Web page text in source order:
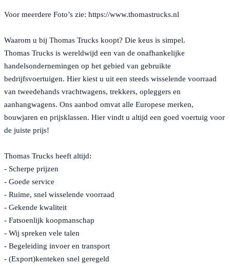
Voor meerdere Foto’s zie: https://www.thomastrucks.nl
Waarom u bij Thomas Trucks koopt? Die keus is simpel.
Thomas Trucks is wereldwijd een van de onafhankelijke
handelsondernemingen op het gebied van gebruikte
bedrijfsvoertuigen. Hier kiest u uit een steeds wisselende voorraad
van tweedehands vrachtwagens, trekkers, opleggers en
aanhangwagens. Ons aanbod omvat alle Europese merken,
bouwjaren en prijsklassen. Hier vindt u altijd een goed voertuig voor
de juiste prijs!
Thomas Trucks heeft altijd:
- Scherpe prijzen
- Goede service
- Ruime, snel wisselende voorraad
- Gekende kwaliteit
- Fatsoenlijk koopmanschap
- Wij spreken vele talen
- Begeleiding invoer en transport
- (Export)kenteken snel geregeld